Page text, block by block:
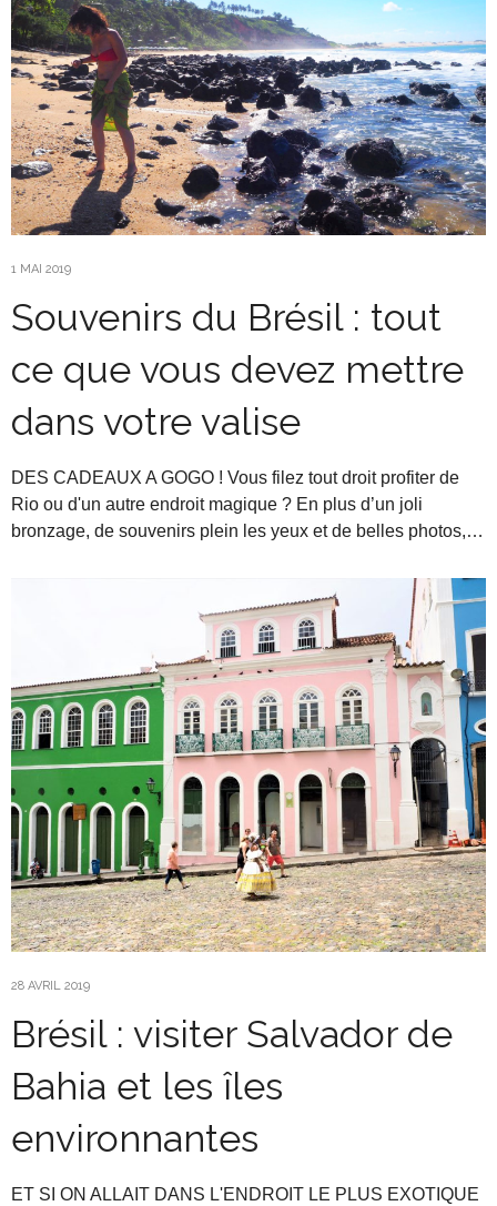
1 MAI 2019
Souvenirs du Brésil : tout
ce que vous devez mettre
dans votre valise
DES CADEAUX A GOGO ! Vous filez tout droit profiter de
Rio ou d'un autre endroit magique ? En plus d’un joli
bronzage, de souvenirs plein les yeux et de belles photos,…
28 AVRIL 2019
Brésil : visiter Salvador de
Bahia et les îles
environnantes
ET SI ON ALLAIT DANS L'ENDROIT LE PLUS EXOTIQUE